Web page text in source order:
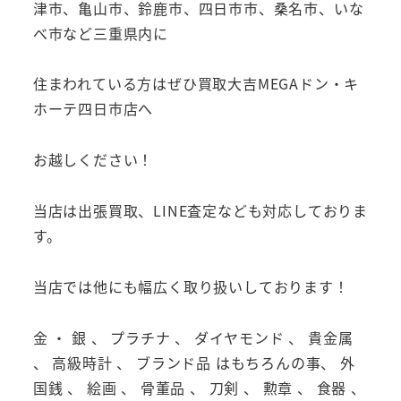
津市、亀山市、鈴鹿市、四日市市、桑名市、いな
べ市など三重県内に
住まわれている方はぜひ買取大吉MEGAドン・キ
ホーテ四日市店へ
お越しください！
当店は出張買取、LINE査定なども対応しておりま
す。
当店では他にも幅広く取り扱いしております！
金 ・ 銀 、 プラチナ 、 ダイヤモンド 、 貴金属
、 高級時計 、 ブランド品 はもちろんの事、 外
国銭 、 絵画 、 骨董品 、 刀剣 、 勲章 、 食器 、